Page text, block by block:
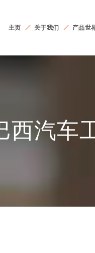
主页 关于我们 产品世
西汽车